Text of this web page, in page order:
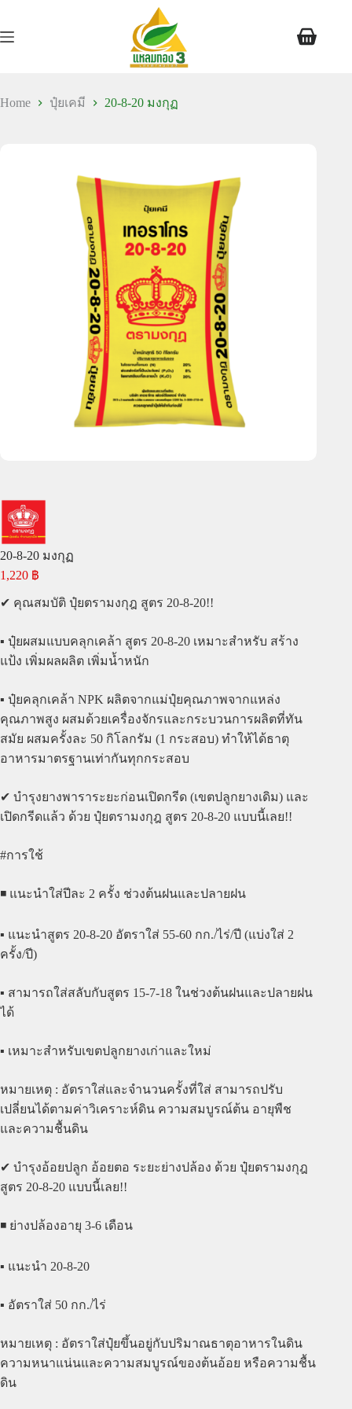
Home ปุ๋ยเคมี 20-8-20 มงกุฏ
20-8-20 มงกุฏ
1,220 ฿
✔ คุณสมบัติ ปุ๋ยตรามงกุฎ สูตร 20-8-20!!
▪️ ปุ๋ยผสมแบบคลุกเคล้า สูตร 20-8-20 เหมาะสำหรับ สร้าง
แป้ง เพิ่มผลผลิต เพิ่มน้ำหนัก
▪️ ปุ๋ยคลุกเคล้า NPK ผลิตจากแม่ปุ๋ยคุณภาพจากแหล่ง
คุณภาพสูง ผสมด้วยเครื่องจักรและกระบวนการผลิตที่ทัน
สมัย ผสมครั้งละ 50 กิโลกรัม (1 กระสอบ) ทำให้ได้ธาตุ
อาหารมาตรฐานเท่ากันทุกกระสอบ
✔ บำรุงยางพาราระยะก่อนเปิดกรีด (เขตปลูกยางเดิม) และ
เปิดกรีดแล้ว ด้วย ปุ๋ยตรามงกุฎ สูตร 20-8-20 แบบนี้เลย!!
#การใช้
◾️ แนะนำใส่ปีละ 2 ครั้ง ช่วงต้นฝนและปลายฝน
▪️ แนะนำสูตร 20-8-20 อัตราใส่ 55-60 กก./ไร่/ปี (แบ่งใส่ 2
ครั้ง/ปี)
▪️ สามารถใส่สลับกับสูตร 15-7-18 ในช่วงต้นฝนและปลายฝน
ได้
▪️ เหมาะสำหรับเขตปลูกยางเก่าและใหม่
หมายเหตุ : อัตราใส่และจำนวนครั้งที่ใส่ สามารถปรับ
เปลี่ยนได้ตามค่าวิเคราะห์ดิน ความสมบูรณ์ต้น อายุพืช
และความชื้นดิน
✔ บำรุงอ้อยปลูก อ้อยตอ ระยะย่างปล้อง ด้วย ปุ๋ยตรามงกุฎ
สูตร 20-8-20 แบบนี้เลย!!
◾️ ย่างปล้องอายุ 3-6 เดือน
▪️ แนะนำ 20-8-20
▪️ อัตราใส่ 50 กก./ไร่
หมายเหตุ : อัตราใส่ปุ๋ยขึ้นอยู่กับปริมาณธาตุอาหารในดิน
ความหนาแน่นและความสมบูรณ์ของต้นอ้อย หรือความชื้น
ดิน